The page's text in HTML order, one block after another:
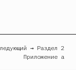
→ Раздел 2
Приложение а